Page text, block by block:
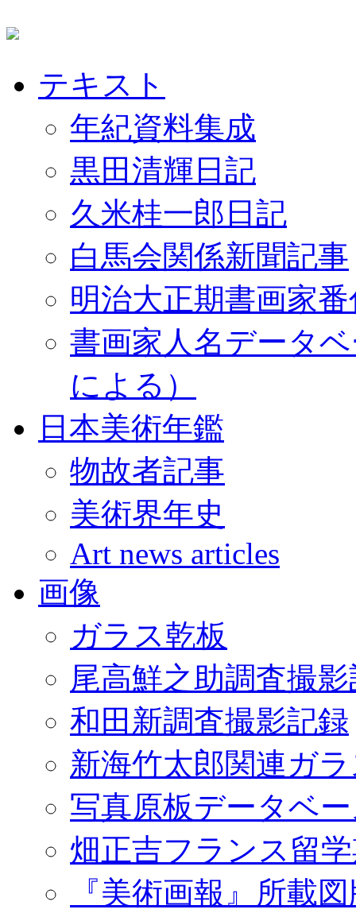
テキスト
年紀資料集成
黒田清輝日記
久米桂一郎日記
白馬会関係新聞記事
明治大正期書画家
書画家人名データ
による）
日本美術年鑑
物故者記事
美術界年史
Art news articles
画像
ガラス乾板
尾高鮮之助調査撮
和田新調査撮影記録
新海竹太郎関連ガ
写真原板データベ
畑正吉フランス留
『美術画報』所載